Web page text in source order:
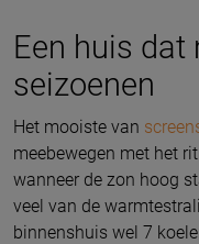
Een huis dat
seizoenen
Het mooiste van
meebewegen met het
wanneer de zon hoog
veel van de
binnenshuis wel 7